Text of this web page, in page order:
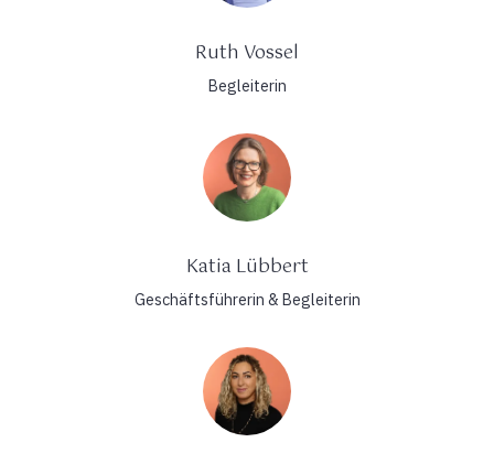
Ruth Vossel
Begleiterin
Katia Lübbert
Geschäftsführerin & Begleiterin